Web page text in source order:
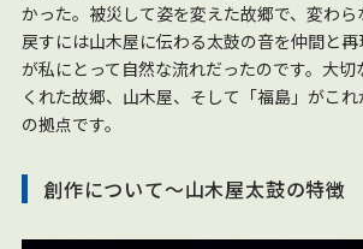
かった。被災して姿を変えた故郷で、変わら
戻すには山木屋に伝わる太鼓の音を仲間と
が私にとって自然な流れだったのです。大切
くれた故郷、山木屋、そして「福島」がこ
の拠点です。
創作について～山木屋太鼓の特徴